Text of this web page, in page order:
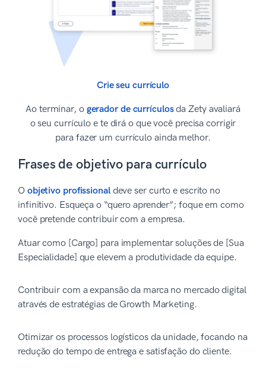
Crie seu currículo
Ao terminar, o gerador de currículosda Zety avaliará
o seu currículo e te dirá o que você precisa corrigir
para fazer um currículo ainda melhor.
Frases de objetivo para currículo
O objetivo profissionaldeve ser curto e escrito no
infinitivo. Esqueça o “quero aprender”; foque em como
você pretende contribuir com a empresa.
Atuar como [Cargo] para implementar soluções de [Sua
Especialidade] que elevem a produtividade da equipe.
Contribuir com a expansão da marca no mercado digital
através de estratégias de Growth Marketing.
Otimizar os processos logísticos da unidade, focando na
redução do tempo de entrega e satisfação do cliente.